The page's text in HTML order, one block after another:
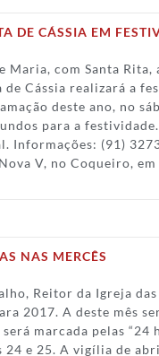
DE CÁSSIA EM
Maria, com Santa Rita,
de Cássia realizará a
deste ano, no
para a
Informações: (91)
V, no Coqueiro,
NAS MERCÊS
Reitor da Igreja
2017. A deste mês
marcada pelas “24
24 e 25. A vigília de